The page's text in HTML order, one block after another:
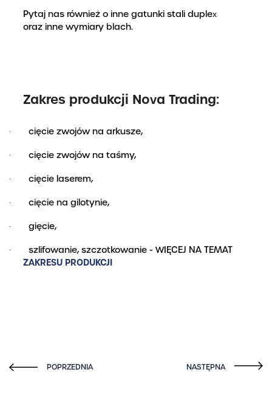
Pytaj nas również o inne gatunki stali duplex
oraz inne wymiary blach.
Zakres produkcji Nova Trading:
· cięcie zwojów na arkusze,
· cięcie zwojów na taśmy,
· cięcie laserem,
· cięcie na gilotynie,
· gięcie,
· szlifowanie, szczotkowanie - WIĘCEJ NA TEMAT
ZAKRESU PRODUKCJI